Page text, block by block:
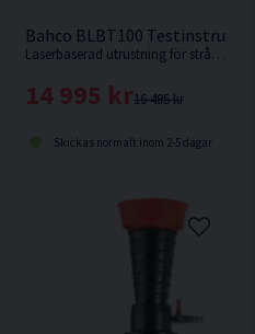
Bahco BLBT100
Laserbaserad utrustning för strålkastartestning/-inställning
16 495 kr
14 995 kr
Skickas normalt inom 2-5 dagar